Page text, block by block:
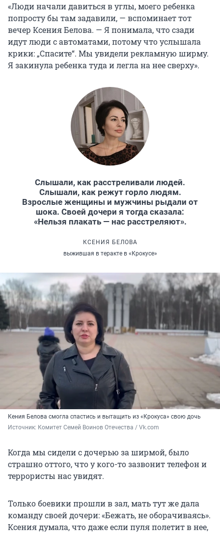
«Люди начали давиться в углы, моего ребенка
попросту бы там задавили, — вспоминает тот
вечер Ксения Белова. — Я понимала, что сзади
идут люди с автоматами, потому что услышала
крики: „Спасите“. Мы увидели рекламную ширму.
Я закинула ребенка туда и легла на нее сверху».
Слышали, как расстреливали людей.
Слышали, как режут горло людям.
Взрослые женщины и мужчины рыдали от
шока. Своей дочери я тогда сказала:
«Нельзя плакать — нас расстреляют».
КСЕНИЯ БЕЛОВА
выжившая в теракте в «Крокусе»
Кения Белова смогла спастись и вытащить из «Крокуса» свою дочь
Источник: Комитет Семей Воинов Отечества / Vk.com
Когда мы сидели с дочерью за ширмой, было
страшно оттого, что у кого-то зазвонит телефон и
террористы нас увидят.
Только боевики прошли в зал, мать тут же дала
команду своей дочери: «Бежать, не оборачиваясь».
Ксения думала, что даже если пуля полетит в нее,